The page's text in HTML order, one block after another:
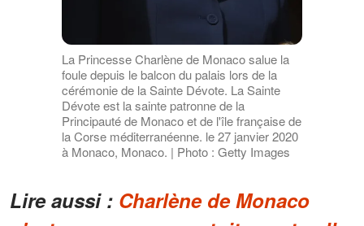
La Princesse Charlène de Monaco salue la
foule depuis le balcon du palais lors de la
cérémonie de la Sainte Dévote. La Sainte
Dévote est la sainte patronne de la
Principauté de Monaco et de l'île française de
la Corse méditerranéenne. le 27 janvier 2020
à Monaco, Monaco. | Photo : Getty Images
Lire aussi : Charlène de Monaco